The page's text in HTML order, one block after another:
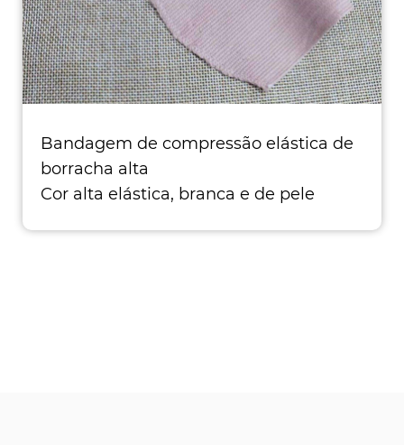
Bandagem de compressão elástica de
borracha alta
Cor alta elástica, branca e de pele